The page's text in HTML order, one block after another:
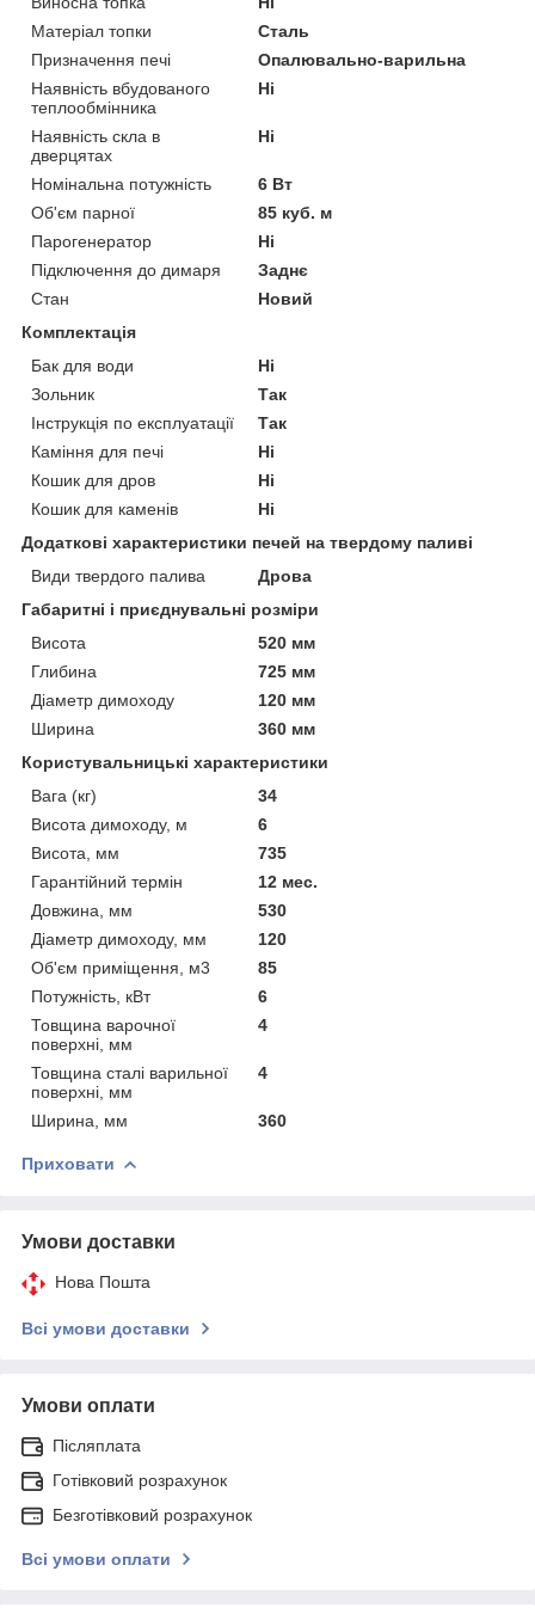
Матеріал топки
Сталь
Призначення печі
Опалювально-варильна
Наявність вбудованого
теплообмінника
Ні
Наявність скла в
дверцятах
Ні
Номінальна потужність
6 Вт
Об'єм парної
85 куб. м
Парогенератор
Ні
Підключення до димаря
Заднє
Стан
Новий
Комплектація
Бак для води
Ні
Зольник
Так
Інструкція по експлуатації
Так
Каміння для печі
Ні
Кошик для дров
Ні
Кошик для каменів
Ні
Додаткові характеристики печей на твердому паливі
Види твердого палива
Дрова
Габаритні і приєднувальні розміри
Висота
520 мм
Глибина
725 мм
Діаметр димоходу
120 мм
Ширина
360 мм
Користувальницькі характеристики
Вага (кг)
34
Висота димоходу, м
6
Висота, мм
735
Гарантійний термін
12 мес.
Довжина, мм
530
Діаметр димоходу, мм
120
Об'єм приміщення, м3
85
Потужність, кВт
6
Товщина варочної
поверхні, мм
4
Товщина сталі варильної
поверхні, мм
4
Ширина, мм 360
Приховати
Умови доставки
Нова Пошта
Всі умови доставки
Умови оплати
Післяплата
Готівковий розрахунок
Безготівковий розрахунок
Всі умови оплати